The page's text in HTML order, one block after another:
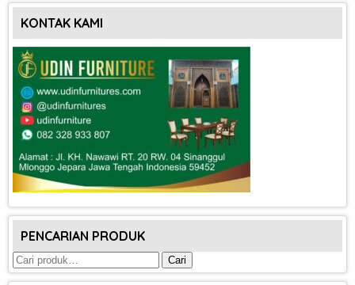
KONTAK KAMI
PENCARIAN PRODUK
Pencarian
untuk:
Cari